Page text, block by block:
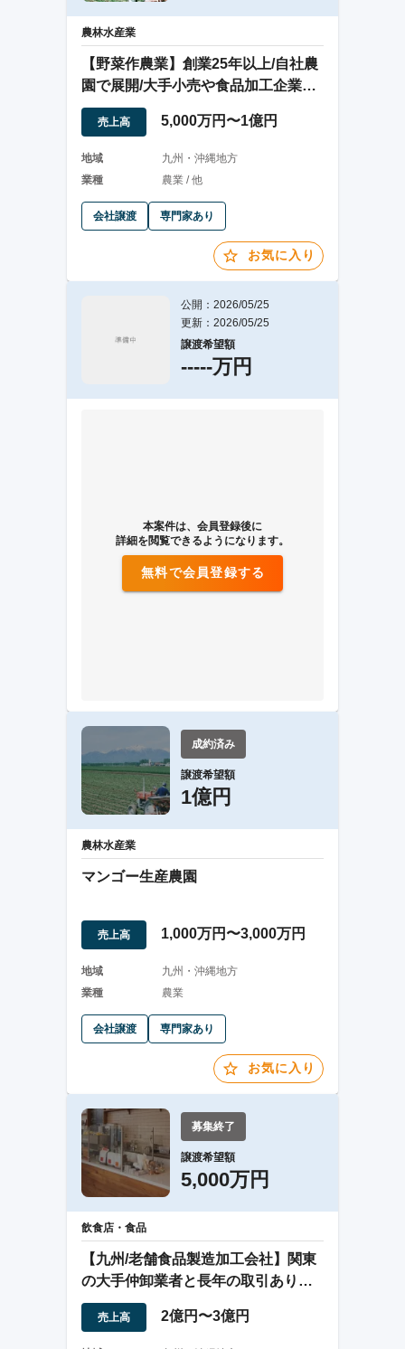
農林水産業
【野菜作農業】創業25年以上/自社農
園で展開/大手小売や食品加工企業と
の取引有
売上高 5,000万円〜1億円
地域
九州・沖縄地方
業種
農業 / 他
会社譲渡 専門家あり
お気に入り
公開：2026/05/25
更新：2026/05/25
譲渡希望額
-----万円
本案件は、会員登録後に
詳細を閲覧できるようになります。
無料で会員登録する
成約済み
譲渡希望額
1億円
農林水産業
マンゴー生産農園
売上高 1,000万円〜3,000万円
地域
九州・沖縄地方
業種
農業
会社譲渡 専門家あり
お気に入り
募集終了
譲渡希望額
5,000万円
飲食店・食品
【九州/老舗食品製造加工会社】関東
の大手仲卸業者と長年の取引あり、
PBの販売好調
売上高 2億円〜3億円